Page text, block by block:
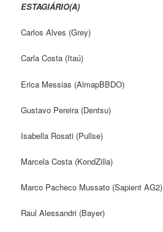
ESTAGIÁRIO(A)
Carlos Alves (Grey)
Carla Costa (Itaú)
Erica Messias (AlmapBBDO)
Gustavo Pereira (Dentsu)
Isabella Rosati (Pullse)
Marcela Costa (KondZilla)
Marco Pacheco Mussato (Sapient AG2)
Raul Alessandri (Bayer)